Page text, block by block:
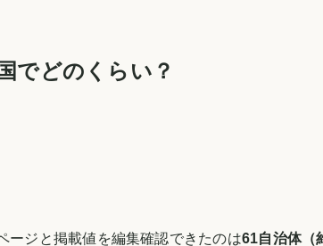
でどのくらい？
ージと掲載値を編集確認できたのは61自治体（